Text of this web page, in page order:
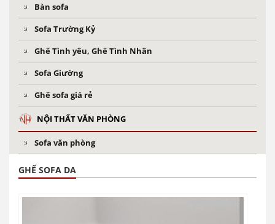
Bàn sofa
Sofa Trường Kỷ
Ghế Tình yêu, Ghế Tình Nhân
Sofa Giường
Ghế sofa giá rẻ
NỘI THẤT VĂN PHÒNG
Sofa văn phòng
GHẾ SOFA DA